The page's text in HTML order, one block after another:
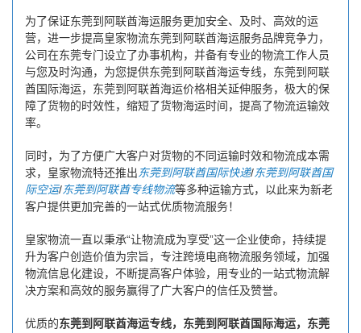
为了保证东莞到阿联酋海运服务更加安全、及时、高效的运
营，进一步提高皇家物流东莞到阿联酋海运服务品牌竞争力，
公司在东莞专门设立了办事机构，并备有专业的物流工作人员
与您及时沟通，为您提供东莞到阿联酋海运专线，东莞到阿联
酋国际海运，东莞到阿联酋海运价格相关延伸服务，极大的保
障了货物的时效性，缩短了货物海运时间，提高了物流运输效
率。
同时，为了方便广大客户对货物的不同运输时效和物流成本需
求，皇家物流特还推出东莞到阿联酋国际快递/东莞到阿联酋国
际空运/东莞到阿联酋专线物流等多种运输方式，以此来为新老
客户提供更加完善的一站式优质物流服务！
皇家物流一直以秉承“让物流成为享受”这一企业使命，持续提
升为客户创造价值为宗旨，专注跨境电商物流服务领域，加强
物流信息化建设，不断提高客户体验，用专业的一站式物流解
决方案和高效的服务赢得了广大客户的信任及赞誉。
优质的东莞到阿联酋海运专线，东莞到阿联酋国际海运，东莞